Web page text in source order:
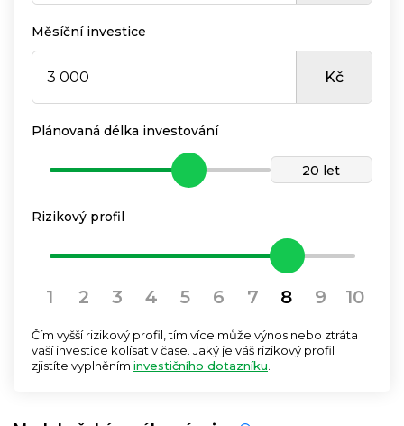
Měsíční investice
Kč
Plánovaná délka investování
20 let
Rizikový profil
1 2 3 4 5 6 7 8 9 10
Čím vyšší rizikový profil, tím více může výnos nebo ztráta
vaší investice kolísat v čase. Jaký je váš rizikový profil
zjistíte vyplněním investičního dotazníku